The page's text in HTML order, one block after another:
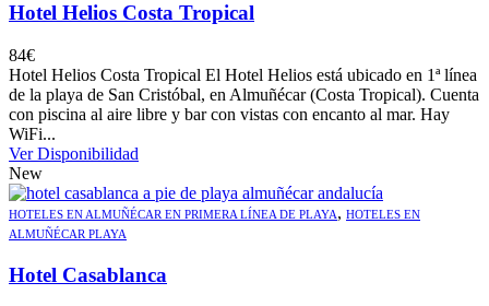
Hotel Helios Costa Tropical
84€
Hotel Helios Costa Tropical El Hotel Helios está ubicado en 1ª línea
de la playa de San Cristóbal, en Almuñécar (Costa Tropical). Cuenta
con piscina al aire libre y bar con vistas con encanto al mar. Hay
WiFi...
Ver Disponibilidad
New
HOTELES EN ALMUÑÉCAR EN PRIMERA LÍNEA DE PLAYA, HOTELES EN
ALMUÑÉCAR PLAYA
Hotel Casablanca